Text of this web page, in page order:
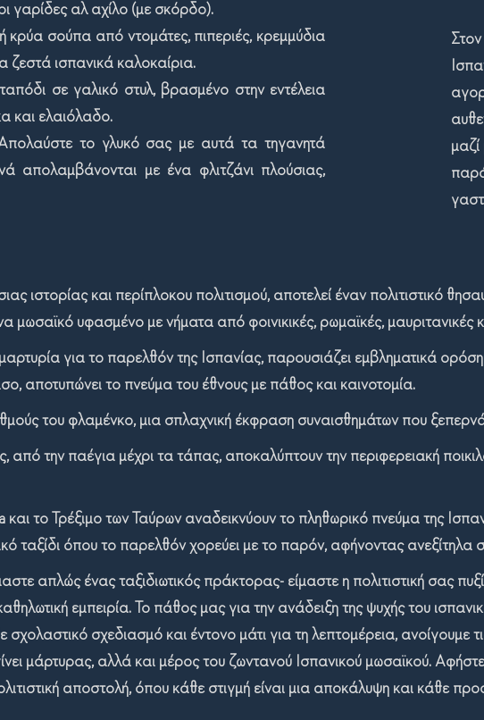
γαρίδες αλ αχίλο (με σκόρδο).
κρύα σούπα από ντομάτες, πιπεριές, κρεμμύδια
ζεστά ισπανικά καλοκαίρια.
σε γαλικό στυλ, βρασμένο στην εντέλεια
και ελαιόλαδο.
το γλυκό σας με αυτά τα τηγανητά
απολαμβάνονται με ένα φλιτζάνι πλούσιας,
Στον
ιστορίας και περίπλοκου πολιτισμού, αποτελεί έναν πολιτιστικό
μωσαϊκό υφασμένο με νήματα από φοινικικές, ρωμαϊκές, μαυριτανικές
μαρτυρία για το παρελθόν της Ισπανίας, παρουσιάζει εμβληματικά
αποτυπώνει το πνεύμα του έθνους με πάθος και καινοτομία.
του φλαμένκο, μια σπλαχνική έκφραση συναισθημάτων που
από την παέγια μέχρι τα τάπας, αποκαλύπτουν την περιφερειακή
το Τρέξιμο των Ταύρων αναδεικνύουν το πληθωρικό πνεύμα της
ταξίδι όπου το παρελθόν χορεύει με το παρόν, αφήνοντας ανεξίτηλα
απλώς ένας ταξιδιωτικός πράκτορας- είμαστε η πολιτιστική σας
εμπειρία. Το πάθος μας για την ανάδειξη της ψυχής του
σχεδιασμό και έντονο μάτι για τη λεπτομέρεια, ανοίγουμε
μάρτυρας, αλλά και μέρος του ζωντανού Ισπανικού μωσαϊκού.
αποστολή, όπου κάθε στιγμή είναι μια αποκάλυψη και κάθε